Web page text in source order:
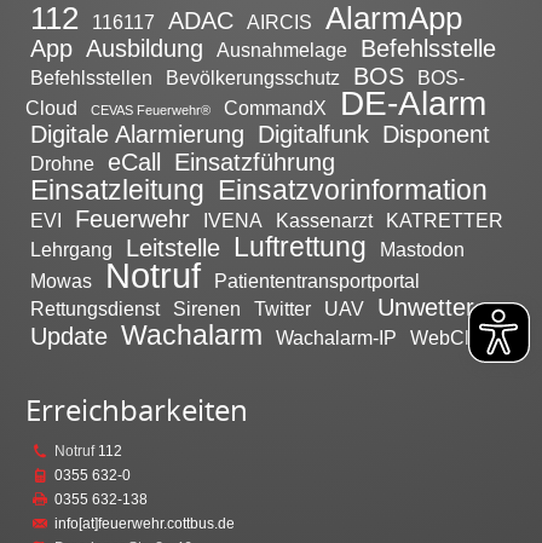
112 116117 ADAC AIRCIS AlarmApp
App Ausbildung Ausnahmelage Befehlsstelle
Befehlsstellen Bevölkerungsschutz BOS
BOS-
Cloud
CEVAS Feuerwehr® CommandX DE-Alarm
Digitale Alarmierung Digitalfunk Disponent
Drohne eCall Einsatzführung
Einsatzleitung Einsatzvorinformation
EVI Feuerwehr IVENA Kassenarzt
KATRETTER
Lehrgang
Leitstelle Luftrettung
Mastodon
Mowas
Notruf
Patiententransportportal
Rettungsdienst
Sirenen Twitter UAV
Unwetter
Update Wachalarm Wachalarm-IP WebClient
Erreichbarkeiten
Notruf 112
0355 632-0
0355 632-138
info[at]feuerwehr.cottbus.de